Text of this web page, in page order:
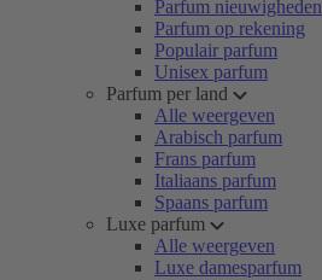
Parfum nieuwigheden
Parfum op rekening
Populair parfum
Unisex parfum
Parfum per land
Alle weergeven
Arabisch parfum
Frans parfum
Italiaans parfum
Spaans parfum
Luxe parfum
Alle weergeven
Luxe damesparfum